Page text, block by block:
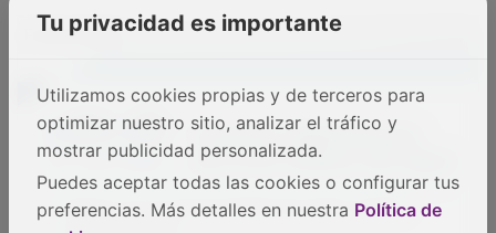
relevantes a escala nacional. Gracias a esta campaña,
los Bancos de Alimentos, en colaboración con diversas
entidades sociales, obtienen recursos destinados a
apoyar a personas en situación de vulnerabilidad.
El papel de las personas voluntarias, imprescindible
Tu privacidad es importante
Utilizamos cookies propias y de terceros para
optimizar nuestro sitio, analizar el tráfico y
mostrar publicidad personalizada.
Puedes aceptar todas las cookies o configurar tus
preferencias. Más detalles en nuestra Política de